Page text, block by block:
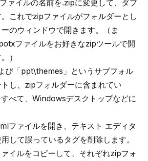
ァイルの名前を.zipに変更して、ダブ
これでzipファイルがフォルダーとし
のウィンドウで開きます。（ま
ファイルをお好きなzipツールで開
）
び「ppt\themes」というサブフォル
し、zipフォルダーに含まれてい
べて、Windowsデスクトップなどに
ファイルを開き、テキスト エディタ
して誤っているタグを削除します。
イルをコピーして、それぞれzipフォ